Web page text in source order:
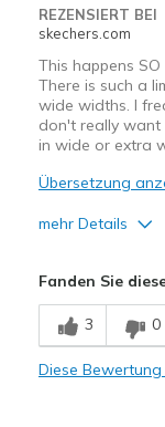
REZENSIERT BEI
skechers.com
This happens
There is such a
wide widths. I
don't really want
in wide or extra
Übersetzung
mehr Details
Sizing
Fanden Sie
3 0
Diese Bewertung